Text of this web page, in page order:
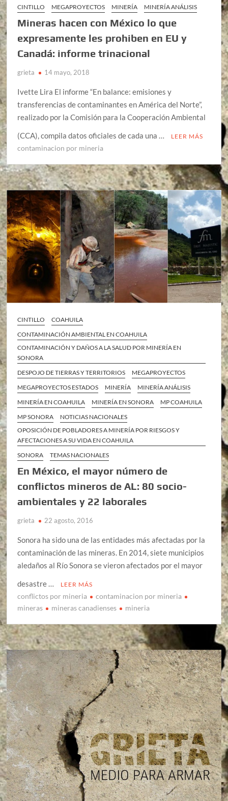
CINTILLO MEGAPROYECTOS MINERÍA MINERÍA ANÁLISIS
Mineras hacen con México lo que
expresamente les prohiben en EU y
Canadá: informe trinacional
grieta 14 mayo, 2018
Ivette Lira El informe “En balance: emisiones y
transferencias de contaminantes en América del Norte”,
realizado por la Comisión para la Cooperación Ambiental
(CCA), compila datos oficiales de cada una …
LEER MÁS
contaminacion por mineria
CINTILLO
COAHUILA
CONTAMINACIÓN AMBIENTAL EN COAHUILA
CONTAMINACIÓN Y DAÑOS A LA SALUD POR MINERÍA EN
SONORA
DESPOJO DE TIERRAS Y TERRITORIOS
MEGAPROYECTOS
MEGAPROYECTOS ESTADOS
MINERÍA
MINERÍA ANÁLISIS
MINERÍA EN COAHUILA
MINERÍA EN SONORA
MP COAHUILA
MP SONORA
NOTICIAS NACIONALES
OPOSICIÓN DE POBLADORES A MINERÍA POR RIESGOS Y
AFECTACIONES A SU VIDA EN COAHUILA
SONORA
TEMAS NACIONALES
En México, el mayor número de
conflictos mineros de AL: 80 socio-
ambientales y 22 laborales
grieta 22 agosto, 2016
Sonora ha sido una de las entidades más afectadas por la
contaminación de las mineras. En 2014, siete municipios
aledaños al Río Sonora se vieron afectados por el mayor
desastre …
LEER MÁS
conflictos por mineria
contaminacion por mineria
mineras
mineras canadienses mineria